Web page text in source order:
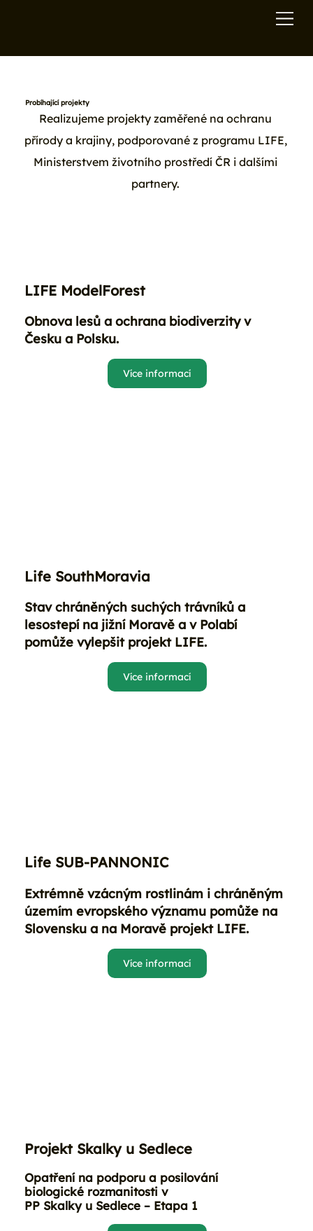
Probíhající projekty
Realizujeme projekty zaměřené na ochranu
přírody a krajiny, podporované z programu LIFE,
Ministerstvem životního prostředí ČR i dalšími
partnery.
LIFE ModelForest
Obnova lesů a ochrana biodiverzity v
Česku a Polsku.
Více informací
Life SouthMoravia
Stav chráněných suchých trávníků a
lesostepí na jižní Moravě a v Polabí
pomůže vylepšit projekt LIFE.
Více informací
Life SUB-PANNONIC
Extrémně vzácným rostlinám i chráněným
územím evropského významu pomůže na
Slovensku a na Moravě projekt LIFE.
Více informací
Projekt Skalky u Sedlece
Opatření na podporu a posilování
biologické rozmanitosti v
PP Skalky u Sedlece – Etapa 1